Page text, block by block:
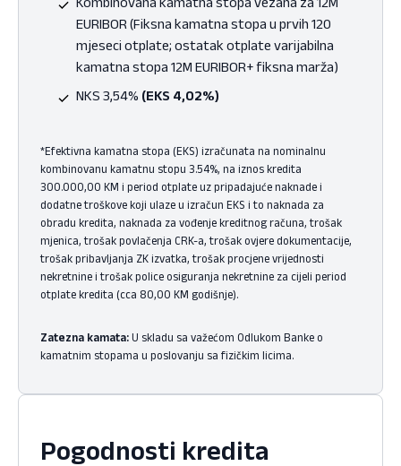
EURIBOR (Fiksna kamatna stopa u prvih 120
mjeseci otplate; ostatak otplate varijabilna
kamatna stopa 12M EURIBOR+ fiksna marža)
NKS 3,54% (EKS 4,02%)
*Efektivna kamatna stopa (EKS) izračunata na nominalnu
kombinovanu kamatnu stopu 3.54%, na iznos kredita
300.000,00 KM i period otplate uz pripadajuće naknade i
dodatne troškove koji ulaze u izračun EKS i to naknada za
obradu kredita, naknada za vođenje kreditnog računa, trošak
mjenica, trošak povlačenja CRK-a, trošak ovjere dokumentacije,
trošak pribavljanja ZK izvatka, trošak procjene vrijednosti
nekretnine i trošak police osiguranja nekretnine za cijeli period
otplate kredita (cca 80,00 KM godišnje).
Zatezna kamata: U skladu sa važećom Odlukom Banke o
kamatnim stopama u poslovanju sa fizičkim licima.
Pogodnosti kredita